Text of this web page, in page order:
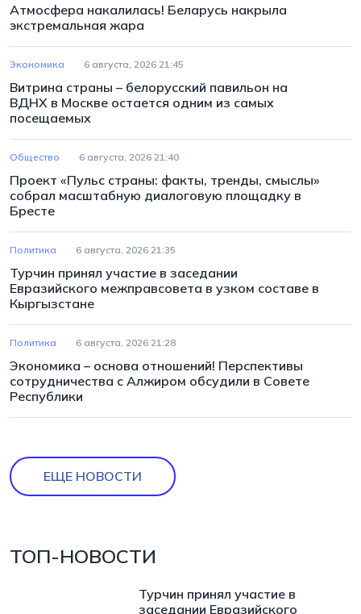
Атмосфера накалилась! Беларусь накрыла
экстремальная жара
Экономика 6 августа, 2026 21:45
Витрина страны – белорусский павильон на
ВДНХ в Москве остается одним из самых
посещаемых
Общество 6 августа, 2026 21:40
Проект «Пульс страны: факты, тренды, смыслы»
собрал масштабную диалоговую площадку в
Бресте
Политика 6 августа, 2026 21:35
Турчин принял участие в заседании
Евразийского межправсовета в узком составе в
Кыргызстане
Политика 6 августа, 2026 21:28
Экономика – основа отношений! Перспективы
сотрудничества с Алжиром обсудили в Совете
Республики
ЕЩЕ НОВОСТИ
ТОП-НОВОСТИ
Турчин принял участие в
заседании Евразийского